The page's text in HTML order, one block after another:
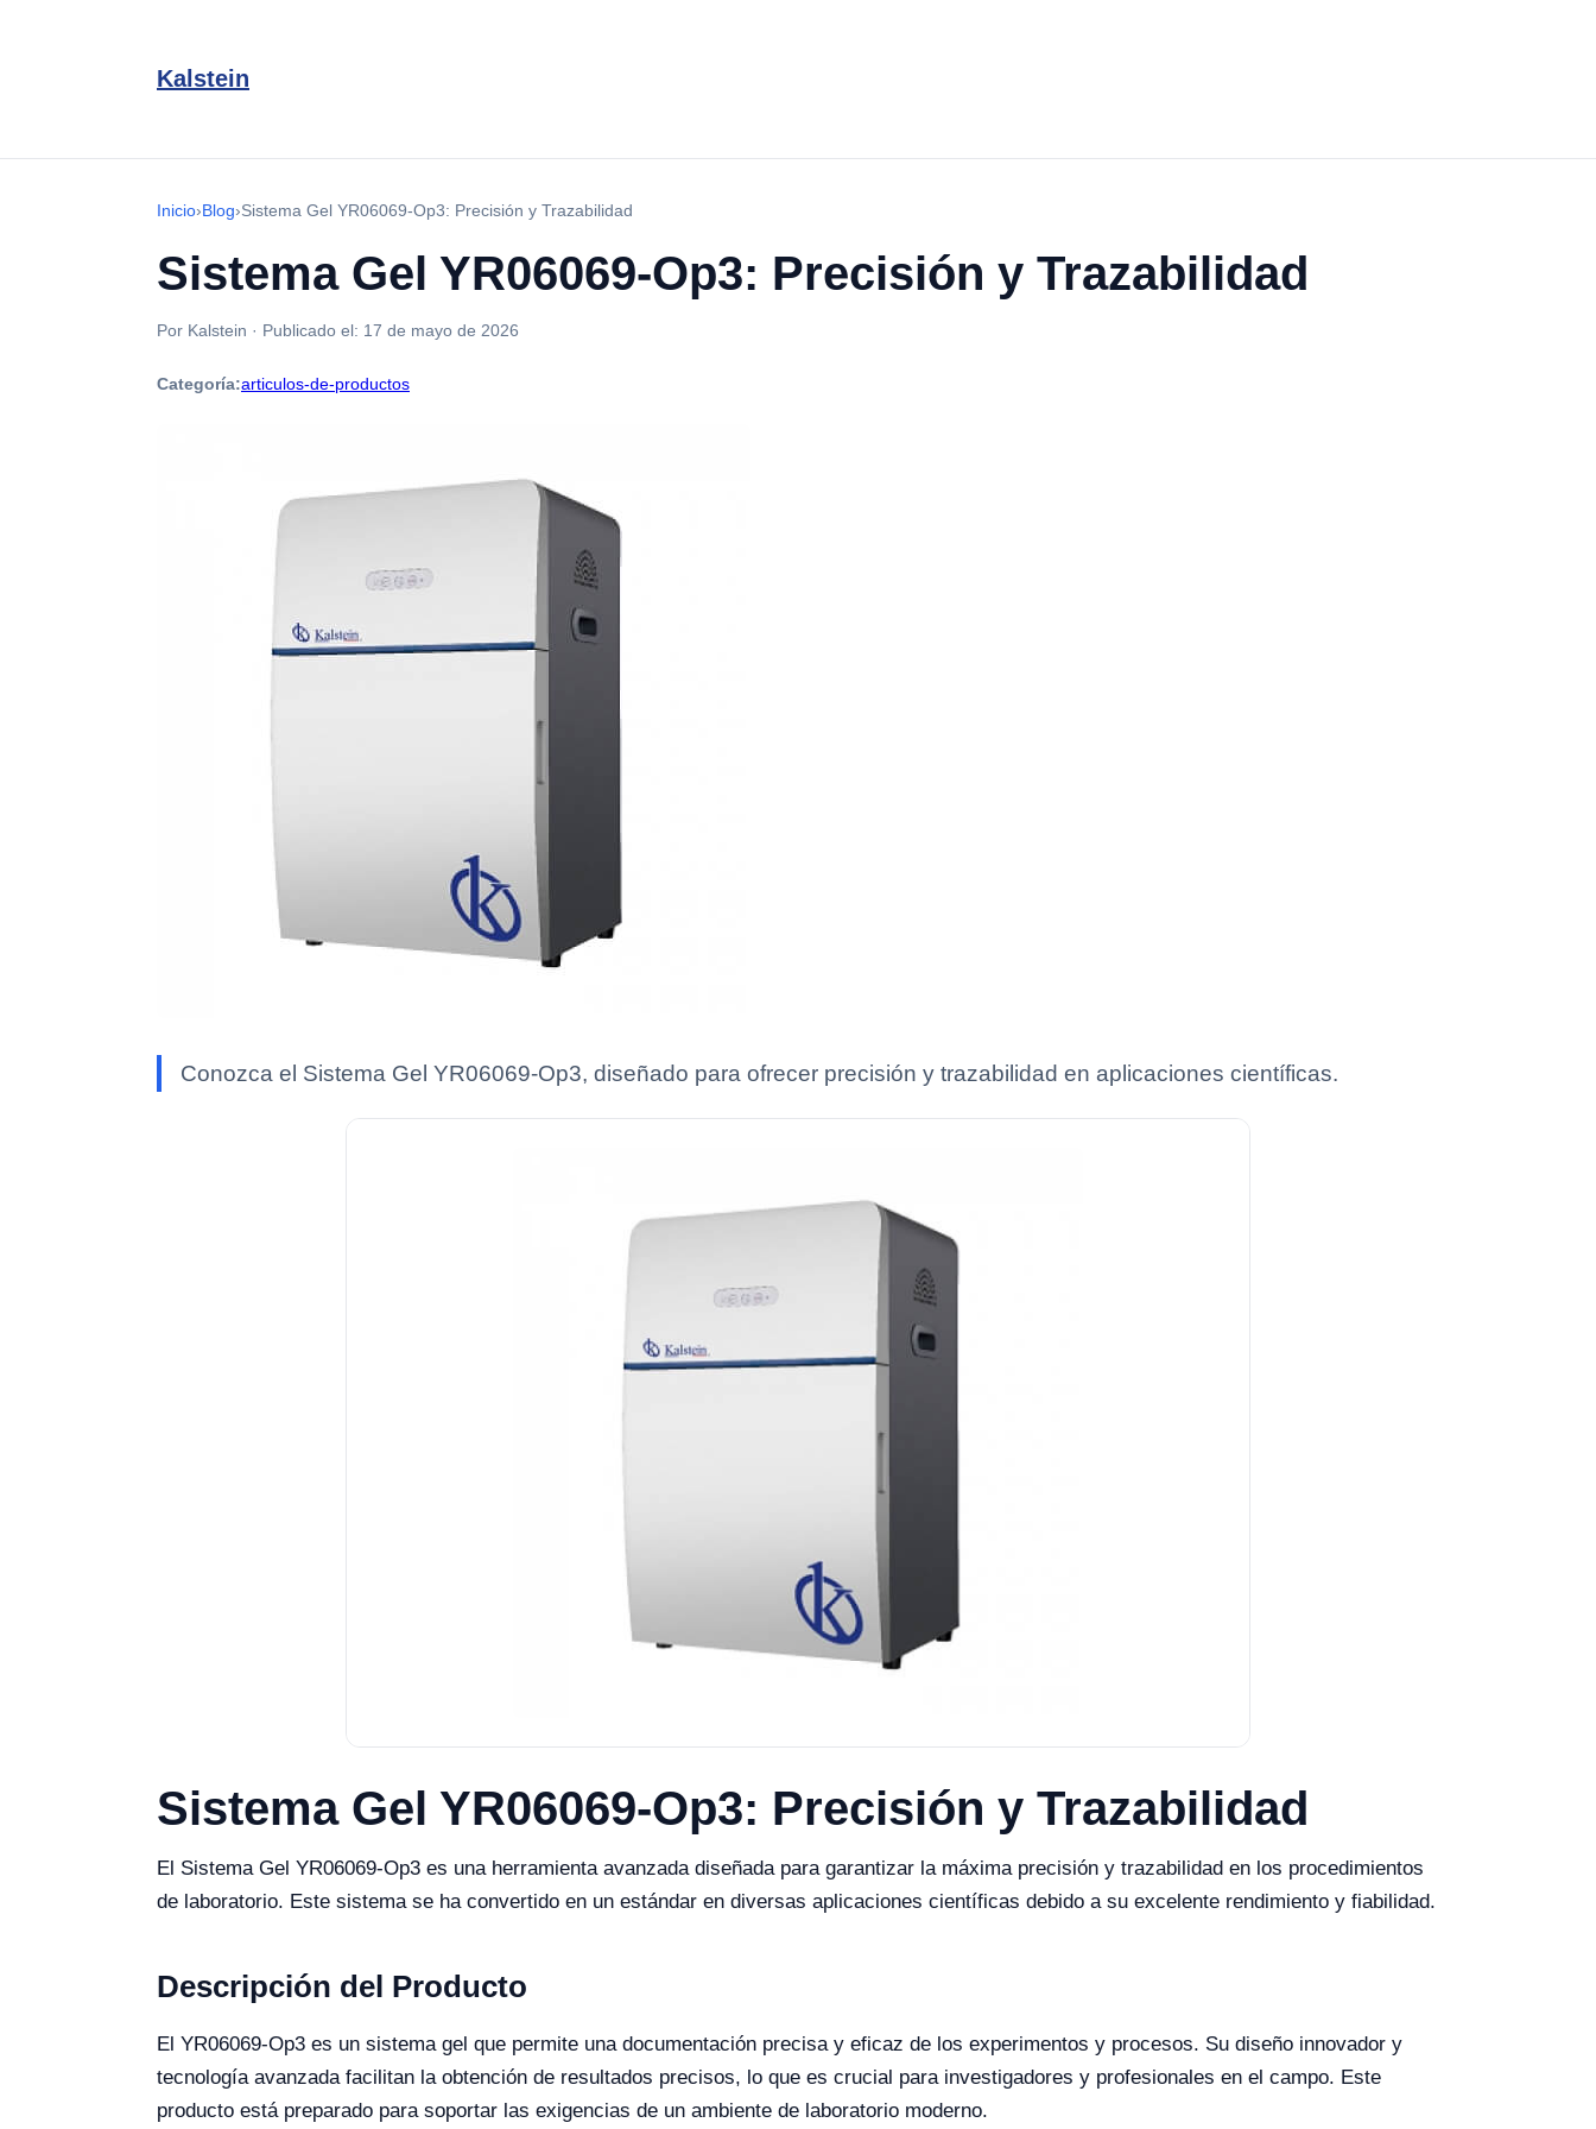
Kalstein
Inicio›Blog›Sistema Gel YR06069-Op3: Precisión y Trazabilidad
Sistema Gel YR06069-Op3: Precisión y Trazabilidad
Por Kalstein · Publicado el: 17 de mayo de 2026
Categoría:articulos-de-productos
Conozca el Sistema Gel YR06069-Op3, diseñado para ofrecer precisión y trazabilidad en aplicaciones científicas.
Sistema Gel YR06069-Op3: Precisión y Trazabilidad
El Sistema Gel YR06069-Op3 es una herramienta avanzada diseñada para garantizar la máxima precisión y trazabilidad en los procedimientos
de laboratorio. Este sistema se ha convertido en un estándar en diversas aplicaciones científicas debido a su excelente rendimiento y fiabilidad.
Descripción del Producto
El YR06069-Op3 es un sistema gel que permite una documentación precisa y eficaz de los experimentos y procesos. Su diseño innovador y
tecnología avanzada facilitan la obtención de resultados precisos, lo que es crucial para investigadores y profesionales en el campo. Este
producto está preparado para soportar las exigencias de un ambiente de laboratorio moderno.